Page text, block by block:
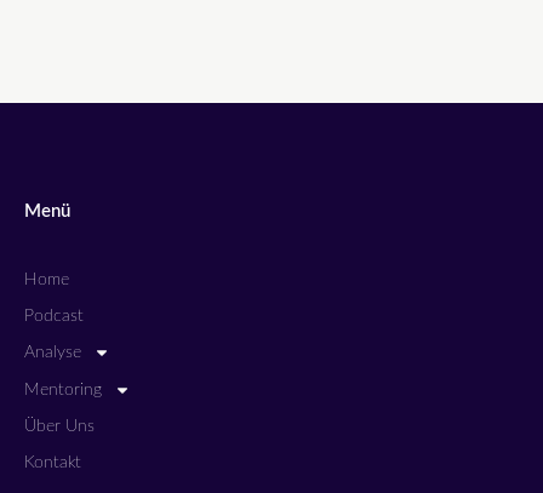
Menü
Home
Podcast
Analyse
Mentoring
Über Uns
Kontakt